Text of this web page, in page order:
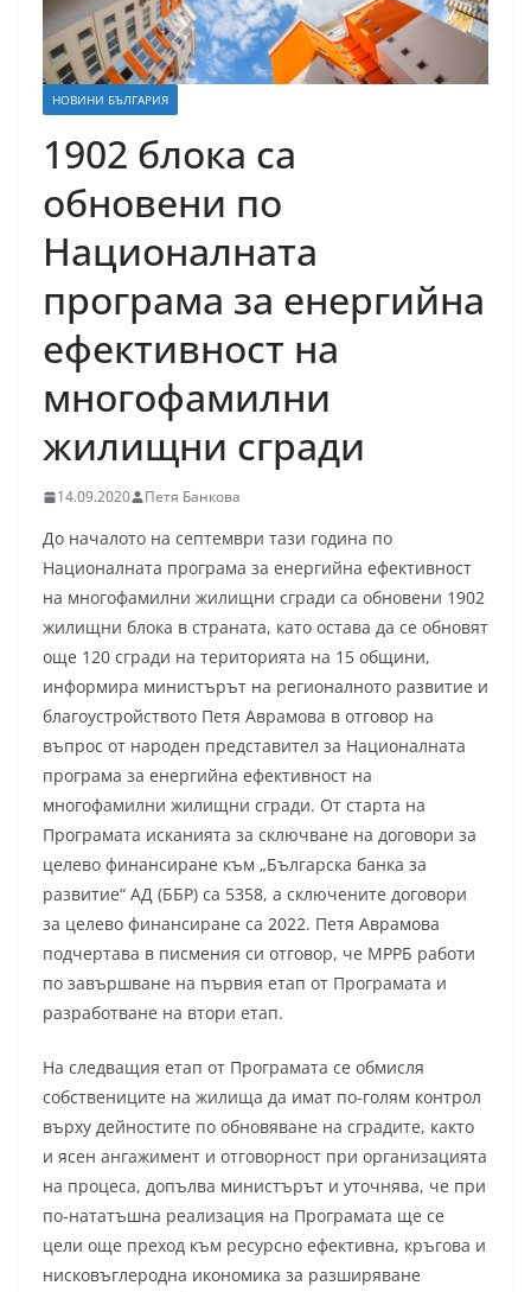
НОВИНИ БЪЛГАРИЯ
1902 блока са
обновени по
Националната
програма за енергийна
ефективност на
многофамилни
жилищни сгради
14.09.2020 Петя Банкова
До началото на септември тази година по
Националната програма за енергийна ефективност
на многофамилни жилищни сгради са обновени 1902
жилищни блока в страната, като остава да се обновят
още 120 сгради на територията на 15 общини,
информира министърът на регионалното развитие и
благоустройството Петя Аврамова в отговор на
въпрос от народен представител за Националната
програма за енергийна ефективност на
многофамилни жилищни сгради. От старта на
Програмата исканията за сключване на договори за
целево финансиране към „Българска банка за
развитие“ АД (ББР) са 5358, а сключените договори
за целево финансиране са 2022. Петя Аврамова
подчертава в писмения си отговор, че МРРБ работи
по завършване на първия етап от Програмата и
разработване на втори етап.
На следващия етап от Програмата се обмисля
собствениците на жилища да имат по-голям контрол
върху дейностите по обновяване на сградите, както
и ясен ангажимент и отговорност при организацията
на процеса, допълва министърът и уточнява, че при
по-нататъшна реализация на Програмата ще се
цели още преход към ресурсно ефективна, кръгова и
нисковъглеродна икономика за разширяване